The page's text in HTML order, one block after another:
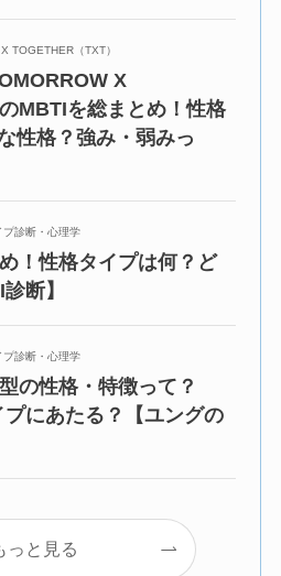
TOGETHER（TXT）
X
MBTIを総まとめ！性格
性格？強み・弱みっ
診断・心理学
！性格タイプは何？ど
断】
診断・心理学
の性格・特徴って？
にあたる？【ユングの
っと見る